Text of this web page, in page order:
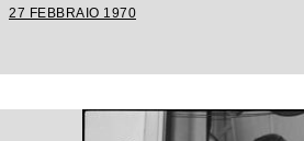
27 FEBBRAIO 1970